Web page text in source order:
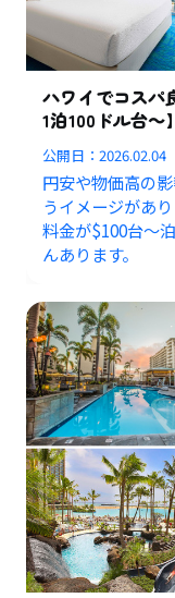
ハワイでコスパ
1泊100ドル台～】
公開日：2026.02.04
円安や物価高の
うイメージがあ
料金が$100台〜
んあります。